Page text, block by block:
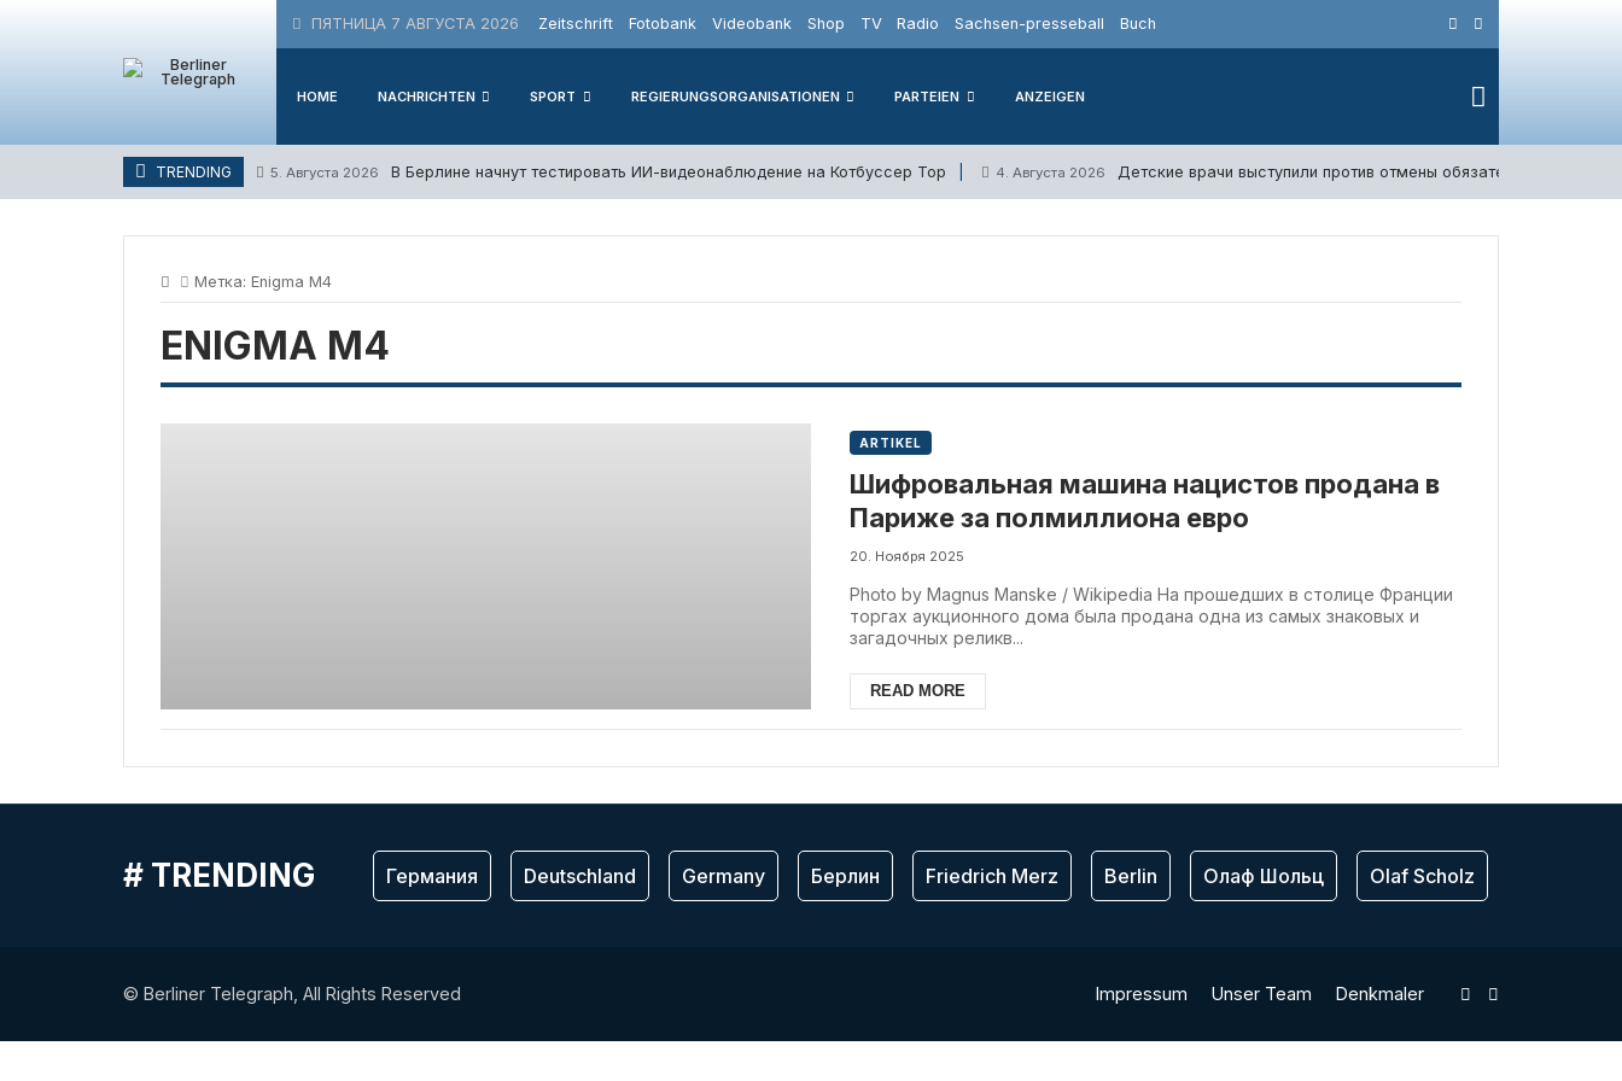
ПЯТНИЦА 7 АВГУСТА 2026 Zeitschrift Fotobank Videobank Shop TV Radio Sachsen-presseball Buch
HOME NACHRICHTEN SPORT REGIERUNGSORGANISATIONEN PARTEIEN ANZEIGEN
TRENDING 5. Августа 2026 В Берлине начнут тестировать ИИ-видеонаблюдение на Котбуссер Тор 4. Августа 2026 Детские врачи выступили против отмены обязательной
Метка: Enigma M4
ENIGMA M4
ARTIKEL
Шифровальная машина нацистов продана в
Париже за полмиллиона евро
20. Ноября 2025
Photo by Magnus Manske / Wikipedia На прошедших в столице Франции
торгах аукционного дома была продана одна из самых знаковых и
загадочных реликв...
READ MORE
# TRENDING Германия Deutschland Germany Берлин Friedrich Merz Berlin Олаф Шольц Olaf Scholz
© Berliner Telegraph, All Rights Reserved Impressum Unser Team Denkmaler